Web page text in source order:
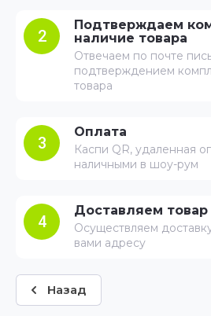
2
Подтверждаем
наличие товара
Отвечаем по почте
подтверждением
товара
3
Оплата
Каспи QR, удаленная
наличными в шоу-рум
4
Доставляем товар
Осуществляем
вами адресу
Назад